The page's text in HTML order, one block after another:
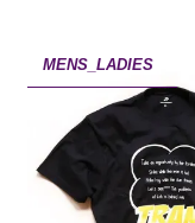
MENS_LADIES